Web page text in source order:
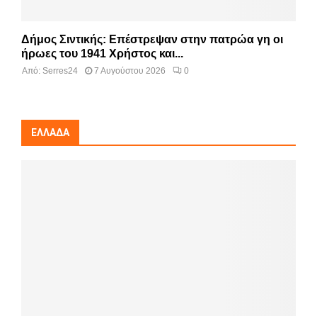
Δήμος Σιντικής: Επέστρεψαν στην πατρώα γη οι
ήρωες του 1941 Χρήστος και...
Από: Serres24 7 Αυγούστου 2026 0
ΕΛΛΆΔΑ